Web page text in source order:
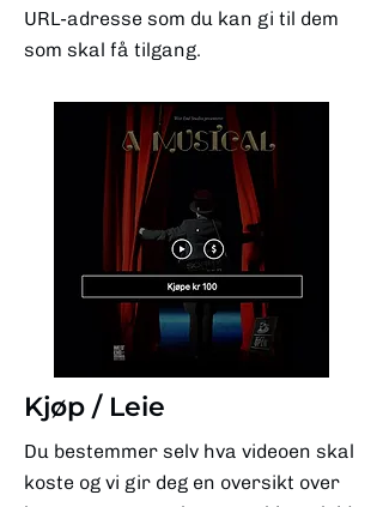
URL-adresse som du kan gi til dem
som skal få tilgang.
Kjøp / Leie
Du bestemmer selv hva videoen skal
koste og vi gir deg en oversikt over